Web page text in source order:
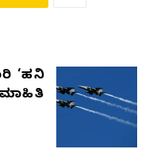
‘ಹನಿ
ಮಾಹಿತಿ